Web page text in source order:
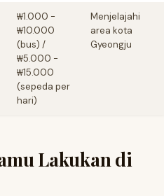
₩1.000 -
₩10.000
(bus) /
₩5.000 -
₩15.000
(sepeda per
hari)
Menjelajahi
area kota
Gyeongju
Lakukan di